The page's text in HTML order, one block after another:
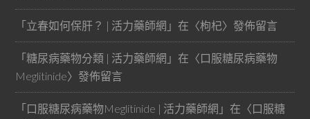
「立春如何保肝？ | 活力藥師網 」在〈枸杞〉發佈留言
「糖尿病藥物分類 | 活力藥師網 」在〈口服糖尿病藥物
Meglitinide〉發佈留言
「口服糖尿病藥物Meglitinide | 活力藥師網 」在〈口服糖